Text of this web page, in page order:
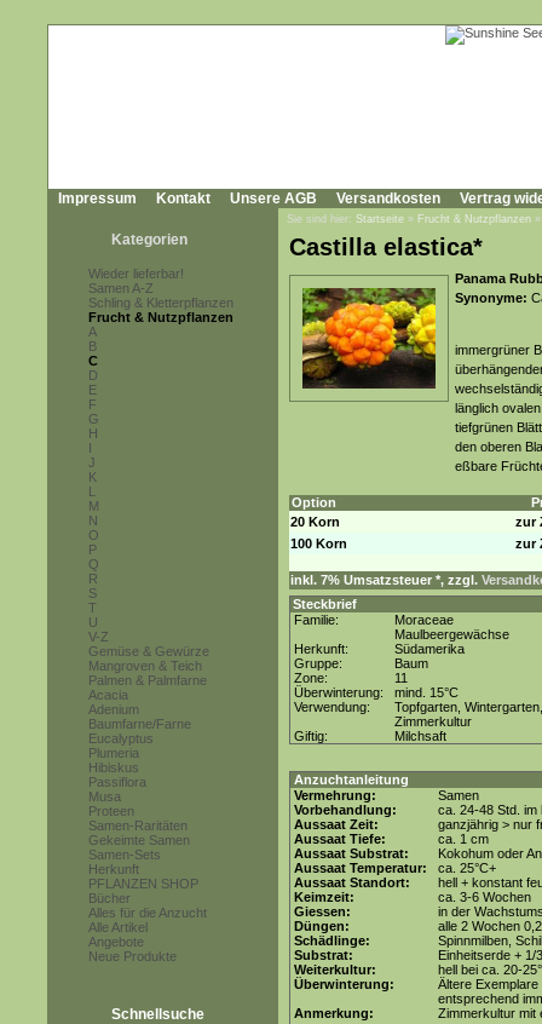
Impressum Kontakt Unsere AGB Versandkosten Vertrag
Kategorien
Wieder lieferbar!
Samen A-Z
Schling & Kletterpflanzen
Frucht & Nutzpflanzen
A
B
C
D
E
F
G
H
I
J
K
L
M
N
O
P
Q
R
S
T
U
V-Z
Gemüse & Gewürze
Mangroven & Teich
Palmen & Palmfarne
Acacia
Adenium
Baumfarne/Farne
Eucalyptus
Plumeria
Hibiskus
Passiflora
Musa
Proteen
Samen-Raritäten
Gekeimte Samen
Samen-Sets
Herkunft
PFLANZEN SHOP
Bücher
Alles für die Anzucht
Alle Artikel
Angebote
Neue Produkte
Schnellsuche
Sie sind hier: Startseite » Frucht & Nutzpflanzen
Castilla elastica*
Panama
Synonyme:
immergrüner
länglich
tiefgrünen
den oberen
eßbare
Option
20 Korn
zur
100 Korn
zur
inkl. 7% Umsatzsteuer *, zzgl.
Steckbrief
Familie:
Moraceae
Maulbeergewächse
Herkunft:
Südamerika
Gruppe:
Baum
Zone:
11
Überwinterung:
mind. 15°C
Verwendung:
Topfgarten, Wintergarten,
Zimmerkultur
Giftig:
Milchsaft
Anzuchtanleitung
Vermehrung:
Samen
Vorbehandlung:
ca. 24-48 Std. im
Aussaat Zeit:
ganzjährig > nur
Aussaat Tiefe:
ca. 1 cm
Aussaat Substrat:
Kokohum oder
Aussaat Temperatur:
ca. 25°C+
Aussaat Standort:
hell + konstant
Keimzeit:
ca. 3-6 Wochen
Giessen:
in der
Düngen:
alle 2 Wochen
Schädlinge:
Spinnmilben,
Substrat:
Einheitserde + 1/
Weiterkultur:
hell bei ca. 20-
Überwinterung:
Ältere
entsprechend
Anmerkung:
Zimmerkultur mit